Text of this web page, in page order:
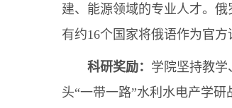
建、能源领域的专业人才。
有约16个国家将俄语作为官
科研奖励： 学院坚持教
头“一带一路”水利水电产学